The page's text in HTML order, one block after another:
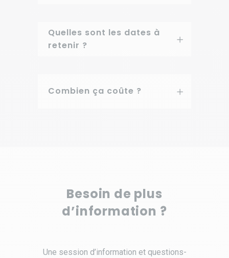
Quelles sont les dates à
retenir ?
Combien ça coûte ?
Besoin de plus
d’information ?
Une session d’information et questions-